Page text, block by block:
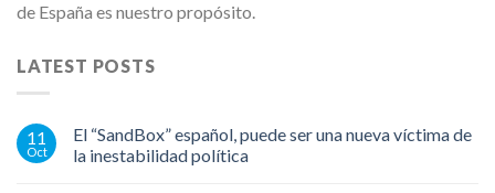
de España es nuestro propósito.
LATEST POSTS
11
Oct
El “SandBox” español, puede ser una nueva víctima de
la inestabilidad política